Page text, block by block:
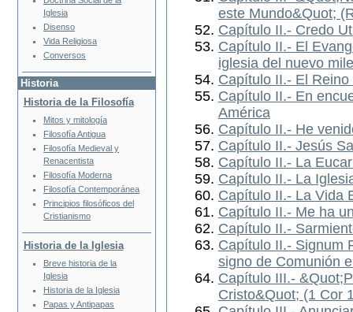
este Mundo&Quot;
Capítulo II.- Credo
Capítulo II.- El
iglesia del nuevo
Capítulo II.- El Reino
Capítulo II.- En
América
Capítulo II.- He
Capítulo II.- Jesús
Capítulo II.- La
Capítulo II.- La
Capítulo II.- La Vida
Capítulo II.- Me ha
Capítulo II.-
Capítulo II.- Signum
signo de Comunión
Capítulo III.-
Cristo&Quot; (1 Cor
Iglesia
Disenso
Vida Religiosa
Conversos
Historia
Historia de la Filosofía
Mitos y mitología
Filosofía Antigua
Filosofía Medieval y
Renacentista
Filosofía Moderna
Filosofía Contemporánea
Principios filosóficos del
Cristianismo
Historia de la Iglesia
Breve historia de la
Iglesia
Historia de la Iglesia
Papas y Antipapas